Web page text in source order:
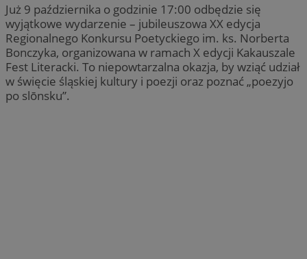
Już 9 października o godzinie 17:00 odbędzie się
wyjątkowe wydarzenie – jubileuszowa XX edycja
Regionalnego Konkursu Poetyckiego im. ks. Norberta
Bonczyka, organizowana w ramach X edycji Kakauszale
Fest Literacki. To niepowtarzalna okazja, by wziąć udział
w święcie śląskiej kultury i poezji oraz poznać „poezyjo
po slōnsku”.